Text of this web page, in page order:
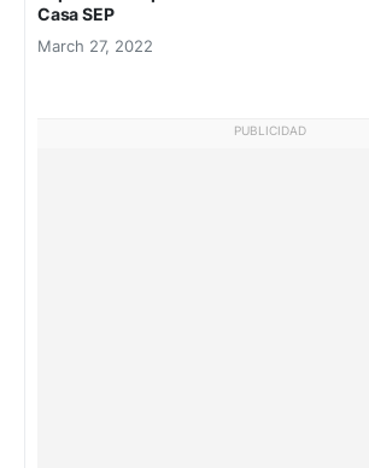
Casa SEP
March 27, 2022
PUBLICIDAD